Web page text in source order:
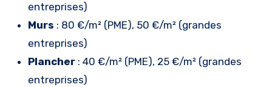
entreprises)
Murs : 80 €/m² (PME), 50 €/m² (grandes
entreprises)
Plancher: 40 €/m² (PME), 25 €/m² (grandes
entreprises)